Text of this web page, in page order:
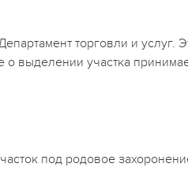
торговли и услуг.
выделении участка
под родовое